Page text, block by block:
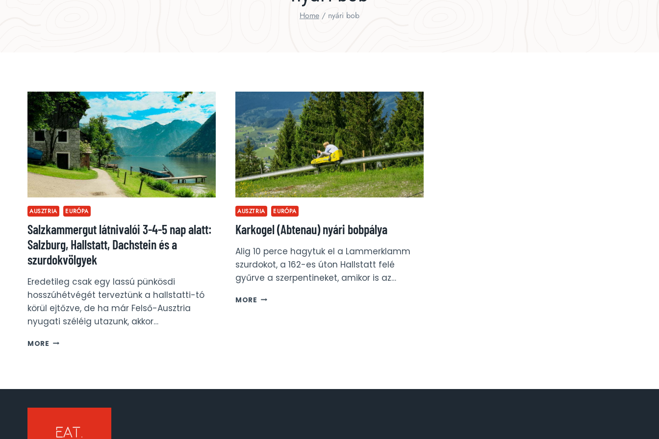
Home / nyári bob
AUSZTRIA EURÓPA
Salzkammergut látnivalói 3-4-5 nap alatt:
Salzburg, Hallstatt, Dachstein és a
szurdokvölgyek
Eredetileg csak egy lassú pünkösdi
hosszúhétvégét terveztünk a hallstatti-tó
körül ejtőzve, de ha már Felső-Ausztria
nyugati széléig utazunk, akkor…
MORE SALZKAMMERGUT
DACHSTEIN
AUSZTRIA EURÓPA
Karkogel (Abtenau) nyári bobpálya
Alig 10 perce hagytuk el a Lammerklamm
szurdokot, a 162-es úton Hallstatt felé
gyűrve a szerpentineket, amikor is az…
MORE KARKOGEL